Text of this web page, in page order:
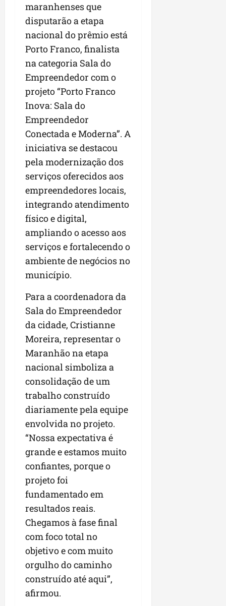
maranhenses que
disputarão a etapa
nacional do prêmio está
Porto Franco, finalista
na categoria Sala do
Empreendedor com o
projeto “Porto Franco
Inova: Sala do
Empreendedor
Conectada e Moderna”. A
iniciativa se destacou
pela modernização dos
serviços oferecidos aos
empreendedores locais,
integrando atendimento
físico e digital,
ampliando o acesso aos
serviços e fortalecendo o
ambiente de negócios no
município.
Para a coordenadora da
Sala do Empreendedor
da cidade, Cristianne
Moreira, representar o
Maranhão na etapa
nacional simboliza a
consolidação de um
trabalho construído
diariamente pela equipe
envolvida no projeto.
“Nossa expectativa é
grande e estamos muito
confiantes, porque o
projeto foi
fundamentado em
resultados reais.
Chegamos à fase final
com foco total no
objetivo e com muito
orgulho do caminho
construído até aqui”,
afirmou.